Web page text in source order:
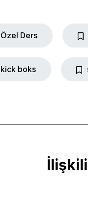
Ders
kick boks
İlişkili